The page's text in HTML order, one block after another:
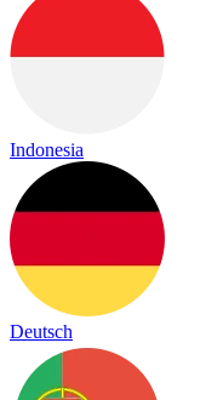
Indonesia
Deutsch